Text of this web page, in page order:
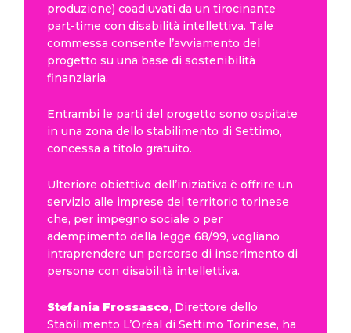
produzione) coadiuvati da un tirocinante
part-time con disabilità intellettiva. Tale
commessa consente l’avviamento del
progetto su una base di sostenibilità
finanziaria.
Entrambi le parti del progetto sono ospitate
in una zona dello stabilimento di Settimo,
concessa a titolo gratuito.
Ulteriore obiettivo dell’iniziativa è offrire un
servizio alle imprese del territorio torinese
che, per impegno sociale o per
adempimento della legge 68/99, vogliano
intraprendere un percorso di inserimento di
persone con disabilità intellettiva.
Stefania Frossasco, Direttore dello
Stabilimento L’Oréal di Settimo Torinese, ha